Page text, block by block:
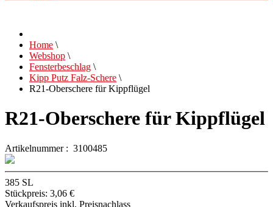
Home \
Webshop \
Fensterbeschlag \
Kipp Putz Falz-Schere \
R21-Oberschere für Kippflügel
R21-Oberschere für Kippflügel
Artikelnummer : 3100485
385 SL
Stückpreis: 3,06 €
Verkaufspreis inkl. Preisnachlass